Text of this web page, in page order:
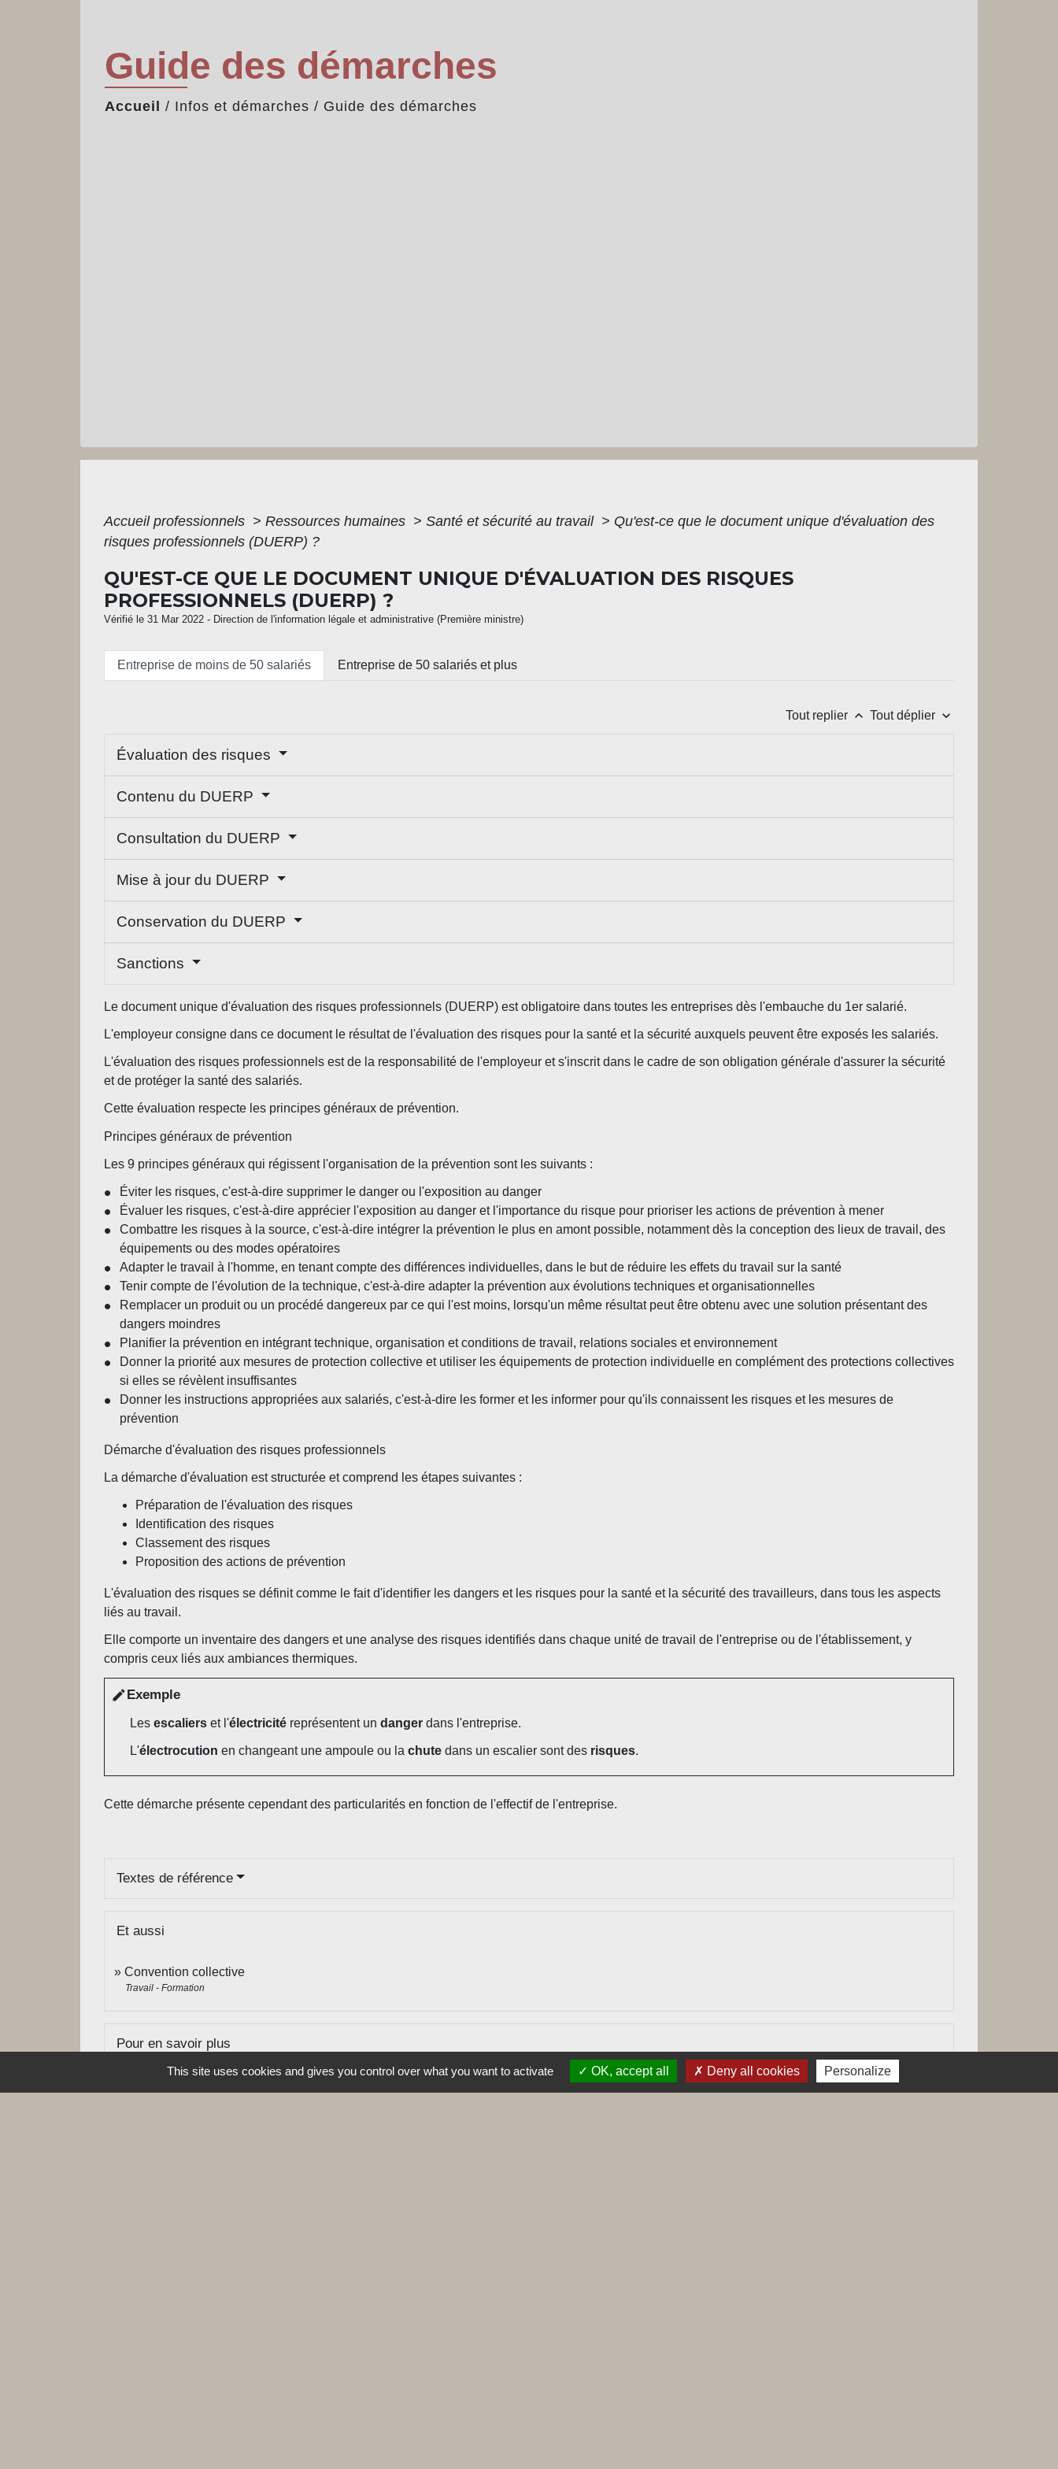
Guide des démarches
Accueil / Infos et démarches / Guide des démarches
Accueil professionnels > Ressources humaines > Santé et sécurité au travail > Qu'est-ce que le document unique d'évaluation des
risques professionnels (DUERP) ?
QU'EST-CE QUE LE DOCUMENT UNIQUE D'ÉVALUATION DES RISQUES
PROFESSIONNELS (DUERP) ?
Vérifié le 31 Mar 2022 - Direction de l'information légale et administrative (Première ministre)
Entreprise de moins de 50 salariés Entreprise de 50 salariés et plus
Tout replier keyboard_arrow_up Tout déplier keyboard_arrow_down
Évaluation des risques
Contenu du DUERP
Consultation du DUERP
Mise à jour du DUERP
Conservation du DUERP
Sanctions
Le document unique d'évaluation des risques professionnels (DUERP) est obligatoire dans toutes les entreprises dès l'embauche du 1er salarié.
L'employeur consigne dans ce document le résultat de l'évaluation des risques pour la santé et la sécurité auxquels peuvent être exposés les salariés.
L'évaluation des risques professionnels est de la responsabilité de l'employeur et s'inscrit dans le cadre de son obligation générale d'assurer la sécurité
et de protéger la santé des salariés.
Cette évaluation respecte les principes généraux de prévention.
Principes généraux de prévention
Les 9 principes généraux qui régissent l'organisation de la prévention sont les suivants :
Éviter les risques, c'est-à-dire supprimer le danger ou l'exposition au danger
Évaluer les risques, c'est-à-dire apprécier l'exposition au danger et l'importance du risque pour prioriser les actions de prévention à mener
Combattre les risques à la source, c'est-à-dire intégrer la prévention le plus en amont possible, notamment dès la conception des lieux de travail, des
équipements ou des modes opératoires
Adapter le travail à l'homme, en tenant compte des différences individuelles, dans le but de réduire les effets du travail sur la santé
Tenir compte de l'évolution de la technique, c'est-à-dire adapter la prévention aux évolutions techniques et organisationnelles
Remplacer un produit ou un procédé dangereux par ce qui l'est moins, lorsqu'un même résultat peut être obtenu avec une solution présentant des
dangers moindres
Planifier la prévention en intégrant technique, organisation et conditions de travail, relations sociales et environnement
Donner la priorité aux mesures de protection collective et utiliser les équipements de protection individuelle en complément des protections collectives
si elles se révèlent insuffisantes
Donner les instructions appropriées aux salariés, c'est-à-dire les former et les informer pour qu'ils connaissent les risques et les mesures de
prévention
Démarche d'évaluation des risques professionnels
La démarche d'évaluation est structurée et comprend les étapes suivantes :
Préparation de l'évaluation des risques
Identification des risques
Classement des risques
Proposition des actions de prévention
L'évaluation des risques se définit comme le fait d'identifier les dangers et les risques pour la santé et la sécurité des travailleurs, dans tous les aspects
liés au travail.
Elle comporte un inventaire des dangers et une analyse des risques identifiés dans chaque unité de travail de l'entreprise ou de l'établissement, y
compris ceux liés aux ambiances thermiques.
editExemple
Les escaliers et l'électricité représentent un danger dans l'entreprise.
L'électrocution en changeant une ampoule ou la chute dans un escalier sont des risques.
Cette démarche présente cependant des particularités en fonction de l'effectif de l'entreprise.
Textes de référence
Et aussi
Convention collective
Travail - Formation
Pour en savoir plus
This site uses cookies and gives you control over what you want to activate OK, accept all Deny all cookies Personalize